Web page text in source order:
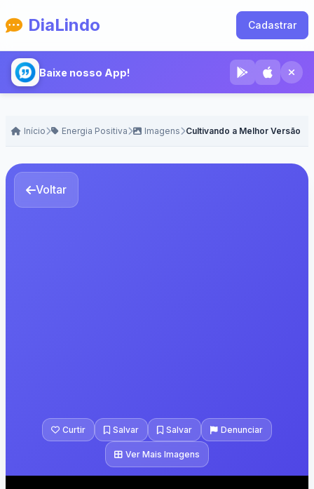
DiaLindo Cadastrar
Baixe nosso App!
Início Energia Positiva Imagens Cultivando a Melhor Versão
Voltar
Curtir Salvar Salvar Denunciar
Ver Mais Imagens